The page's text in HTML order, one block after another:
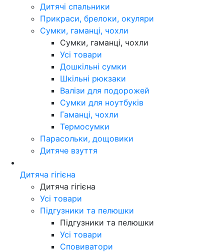
Дитячі спальники
Прикраси, брелоки, окуляри
Сумки, гаманці, чохли
Сумки, гаманці, чохли
Усі товари
Дошкільні сумки
Шкільні рюкзаки
Валізи для подорожей
Сумки для ноутбуків
Гаманці, чохли
Термосумки
Парасольки, дощовики
Дитяче взуття
Дитяча гігієна
Дитяча гігієна
Усі товари
Підгузники та пелюшки
Підгузники та пелюшки
Усі товари
Сповиватори